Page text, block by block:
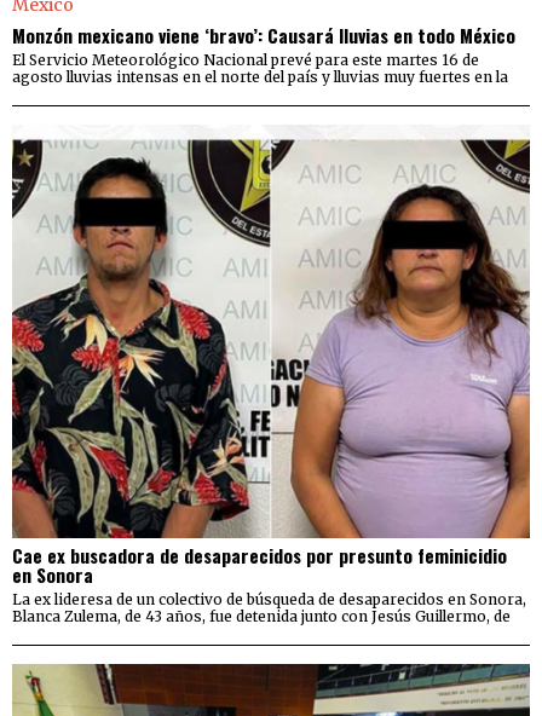
Monzón mexicano viene ‘bravo’: Causará lluvias en todo México
El Servicio Meteorológico Nacional prevé para este martes 16 de
agosto lluvias intensas en el norte del país y lluvias muy fuertes en la
Cae ex buscadora de desaparecidos por presunto feminicidio
en Sonora
La ex lideresa de un colectivo de búsqueda de desaparecidos en Sonora,
Blanca Zulema, de 43 años, fue detenida junto con Jesús Guillermo, de